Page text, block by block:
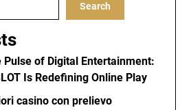
Search
Pulse of Digital Entertainment:
Is Redefining Online Play
casino con prelievo